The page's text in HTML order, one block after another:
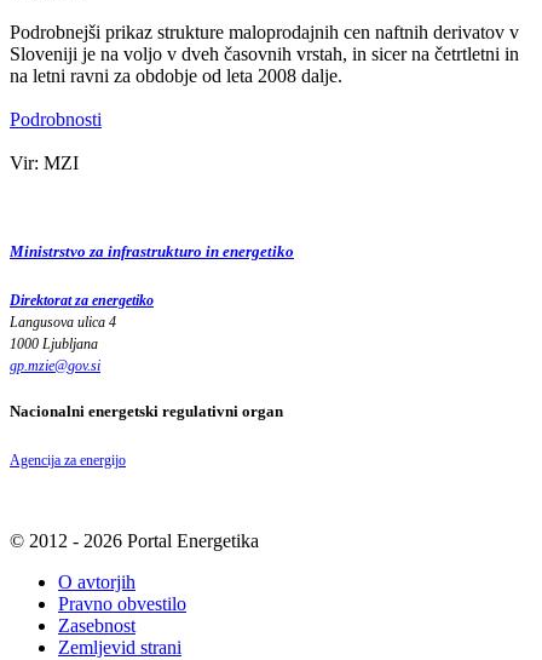
Podrobnejši prikaz strukture maloprodajnih cen naftnih derivatov v
Sloveniji je na voljo v dveh časovnih vrstah, in sicer na četrtletni in
na letni ravni za obdobje od leta 2008 dalje.
Podrobnosti
Vir: MZI
Ministrstvo za infrastrukturo in energetiko
Direktorat za energetiko
Langusova ulica 4
1000 Ljubljana
gp.mzie@gov.si
Nacionalni energetski regulativni organ
Agencija za energijo
© 2012 - 2026 Portal Energetika
O avtorjih
Pravno obvestilo
Zasebnost
Zemljevid strani